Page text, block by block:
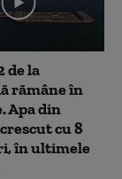
de la
rămâne în
Apa din
cu 8
în ultimele